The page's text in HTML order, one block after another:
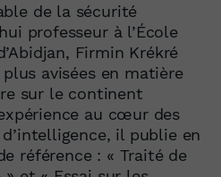
de la sécurité
professeur à l’École
Firmin Krékré
avisées en matière
sur le continent
au cœur des
il publie en
référence : « Traité de